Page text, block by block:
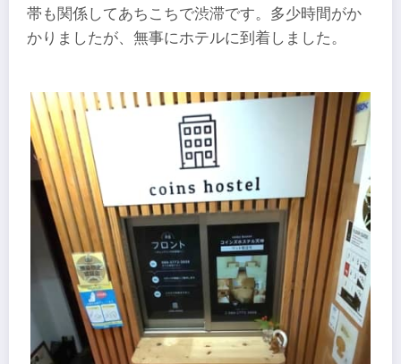
帯も関係してあちこちで渋滞です。多少時間がか
かりましたが、無事にホテルに到着しました。